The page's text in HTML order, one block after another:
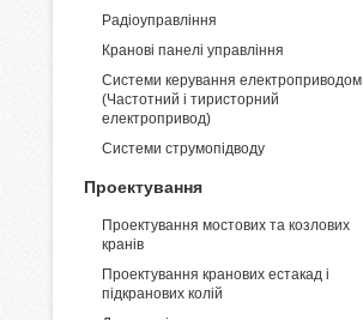
Радіоуправління
Кранові панелі управління
Системи керування електроприводом
(Частотний і тиристорний
електропривод)
Системи струмопідводу
Проектування
Проектування мостових та козлових
кранів
Проектування кранових естакад і
підкранових колій